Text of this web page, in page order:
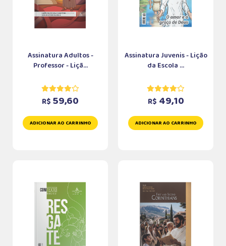
Assinatura Adultos -
Professor - Liçã...
R$ 59,60
ADICIONAR AO CARRINHO
Assinatura Juvenis - Lição
da Escola ...
R$ 49,10
ADICIONAR AO CARRINHO